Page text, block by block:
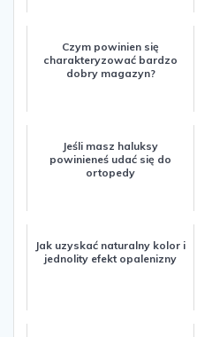
Czym powinien się
charakteryzować bardzo
dobry magazyn?
Jeśli masz haluksy
powinieneś udać się do
ortopedy
Jak uzyskać naturalny kolor i
jednolity efekt opalenizny